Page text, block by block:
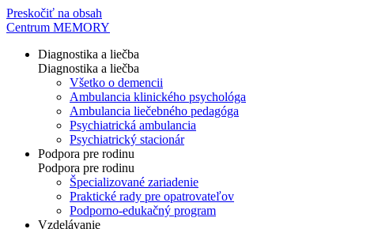
Preskočiť na obsah
Centrum MEMORY
Diagnostika a liečba
Diagnostika a liečba
Všetko o demencii
Ambulancia klinického psychológa
Ambulancia liečebného pedagóga
Psychiatrická ambulancia
Psychiatrický stacionár
Podpora pre rodinu
Podpora pre rodinu
Špecializované zariadenie
Praktické rady pre opatrovateľov
Podporno-edukačný program
Vzdelávanie